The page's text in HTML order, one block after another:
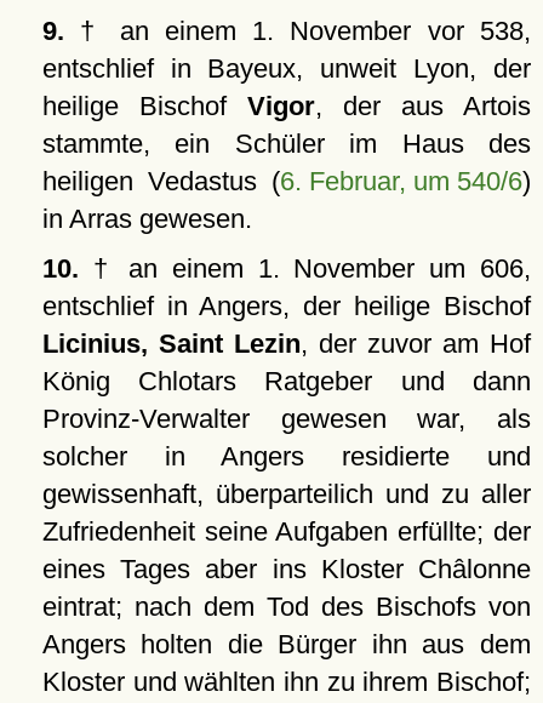
9. † an einem 1. November vor 538,
entschlief in Bayeux, unweit Lyon, der
heilige Bischof Vigor, der aus Artois
stammte, ein Schüler im Haus des
heiligen Vedastus (6. Februar, um 540/6)
in Arras gewesen.
10. † an einem 1. November um 606,
entschlief in Angers, der heilige Bischof
Licinius, Saint Lezin, der zuvor am Hof
König Chlotars Ratgeber und dann
Provinz-Verwalter gewesen war, als
solcher in Angers residierte und
gewissenhaft, überparteilich und zu aller
Zufriedenheit seine Aufgaben erfüllte; der
eines Tages aber ins Kloster Châlonne
eintrat; nach dem Tod des Bischofs von
Angers holten die Bürger ihn aus dem
Kloster und wählten ihn zu ihrem Bischof;